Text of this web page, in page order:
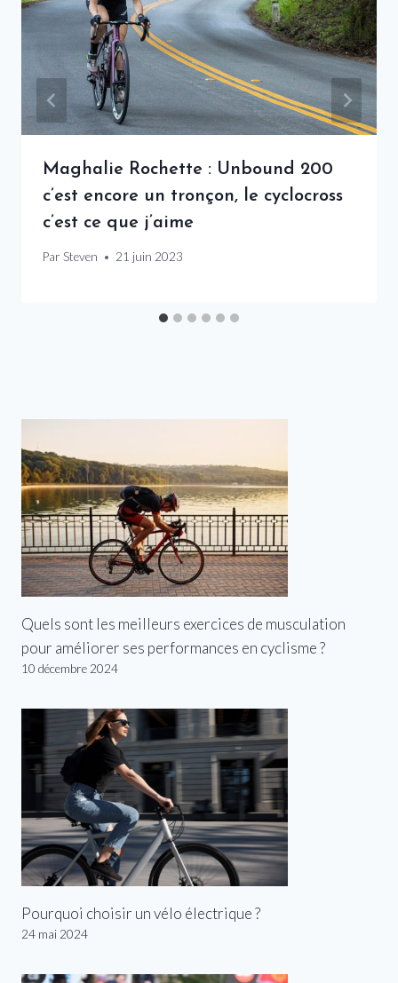
Maghalie Rochette : Unbound 200
c’est encore un tronçon, le cyclocross
c’est ce que j’aime
Par Steven 21 juin 2023
Quels sont les meilleurs exercices de musculation
pour améliorer ses performances en cyclisme ?
10 décembre 2024
Pourquoi choisir un vélo électrique ?
24 mai 2024